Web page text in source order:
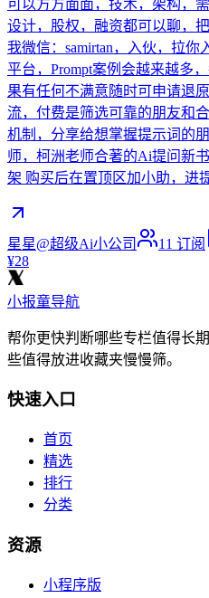
可以方方面面，技术，架构，
设计，股权，融资都可以聊，
我微信：samirtan，入伙，拉你
平台，Prompt案例会越来越多
果有任何不满意随时可申请退
流，付费是筛选可靠的朋友和
机制，分享给想掌握提示词的
师，柯洲老师合著的Ai提问新
架 购买后在置顶区加小助，进
星星@超级Ai小公司 11 订阅
¥28
小报童导航
帮你更快判断哪些专栏值得长
些值得放进收藏夹慢慢筛。
快速入口
首页
精选
排行
分类
资源
小程序版